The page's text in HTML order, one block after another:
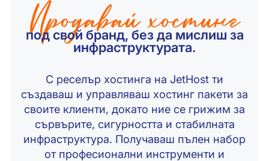
Продавай хостинг
под свой бранд, без да мислиш за
инфраструктурата.
С реселър хостинга на JetHost ти
създаваш и управляваш хостинг пакети за
своите клиенти, докато ние се грижим за
сървърите, сигурността и стабилната
инфраструктура. Получаваш пълен набор
от професионални инструменти и